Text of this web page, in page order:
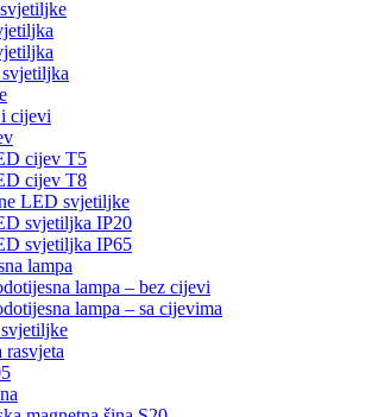
cijevi
cijev T5
cijev T8
LED svjetiljke
svjetiljka IP20
svjetiljka IP65
lampa
lampa – bez cijevi
lampa – sa cijevima